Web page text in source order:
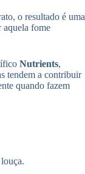
o resultado é uma
aquela fome
Nutrients,
tendem a contribuir
quando fazem